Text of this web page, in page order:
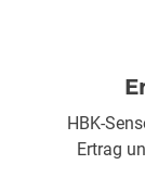
HBK-
Ertrag